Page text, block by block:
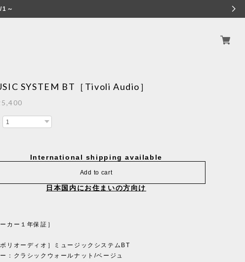
～
SYSTEM BT［Tivoli Audio］
International shipping available
Add to cart
日本国内にお住まいの方向け
ーカー１年保証］
ボリオーディオ］ミュージックシステムBT
：クラシックウォールナット/ベージュ